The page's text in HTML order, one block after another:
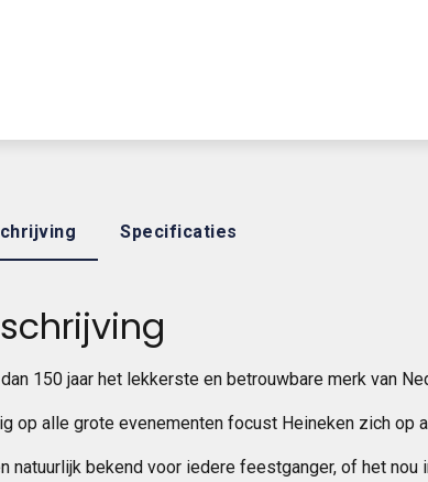
Specificaties
150 jaar het lekkerste en betrouwbare merk van
op alle grote evenementen focust Heineken zich
natuurlijk bekend voor iedere feestganger, of het nou